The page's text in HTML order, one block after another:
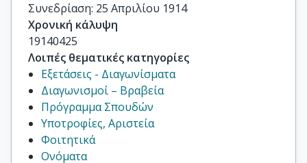
Συνεδρίαση: 25 Απριλίου 1914
Χρονική κάλυψη
19140425
Λοιπές θεματικές κατηγορίες
Εξετάσεις - Διαγωνίσματα
Διαγωνισμοί – Βραβεία
Πρόγραμμα Σπουδών
Υποτροφίες, Αριστεία
Φοιτητικά
Ονόματα